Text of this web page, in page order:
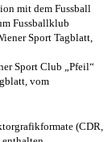
mit dem Fussball
Fussballklub
Sport Tagblatt,
Sport Club „Pfeil“
vom
(CDR,